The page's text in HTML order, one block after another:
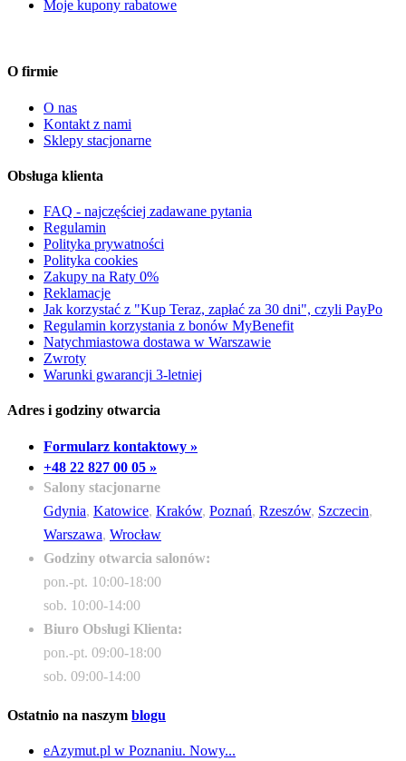
Moje kupony rabatowe
O firmie
O nas
Kontakt z nami
Sklepy stacjonarne
Obsługa klienta
FAQ - najczęściej zadawane pytania
Regulamin
Polityka prywatności
Polityka cookies
Zakupy na Raty 0%
Reklamacje
Jak korzystać z "Kup Teraz, zapłać za 30 dni", czyli PayPo
Regulamin korzystania z bonów MyBenefit
Natychmiastowa dostawa w Warszawie
Zwroty
Warunki gwarancji 3-letniej
Adres i godziny otwarcia
Formularz kontaktowy »
+48 22 827 00 05 »
Salony stacjonarne
Gdynia, Katowice, Kraków, Poznań, Rzeszów, Szczecin,
Warszawa, Wrocław
Godziny otwarcia salonów:
pon.-pt. 10:00-18:00
sob. 10:00-14:00
Biuro Obsługi Klienta:
pon.-pt. 09:00-18:00
sob. 09:00-14:00
Ostatnio na naszym blogu
eAzymut.pl w Poznaniu. Nowy...